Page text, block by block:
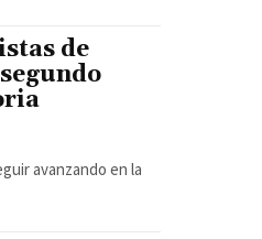
de
avanzando en la